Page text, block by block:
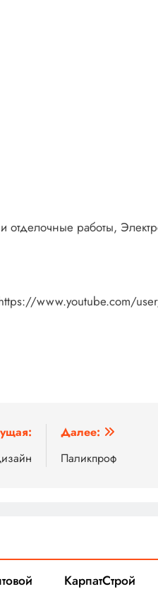
отделочные работы,
www.youtube.com/
Далее:
Паликпроф
КарпатСтрой